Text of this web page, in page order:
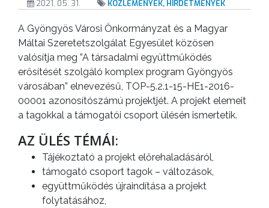
A
VÁROS
PÉNZÜGYEI
2021. 05. 31. KÖZLEMÉNYEK, HIRDETMÉNYEK
A Gyöngyös Városi Önkormányzat és a Magyar
Máltai Szeretetszolgálat Egyesület közösen
valósítja meg ”A társadalmi együttműködés
erősítését szolgáló komplex program Gyöngyös
városában” elnevezésű, TOP-5.2.1-15-HE1-2016-
00001 azonosítószámú projektjét. A projekt elemeit
a tagokkal a támogatói csoport ülésén ismertetik.
AZ ÜLÉS TÉMÁI:
Tájékoztató a projekt előrehaladásáról,
támogató csoport tagok – változások,
együttműködés újraindítása a projekt
folytatásához,